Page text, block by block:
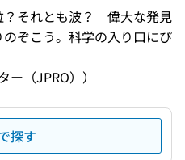
それとも波？　偉大な発見
ぞこう。科学の入り口にぴ
ー（JPRO））
探す